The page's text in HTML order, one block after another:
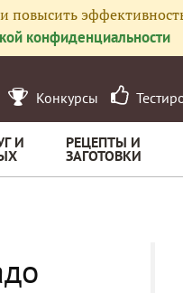
повысить
конфиденциальности
Конкурсы
И РЕЦЕПТЫ И
ЗАГОТОВКИ